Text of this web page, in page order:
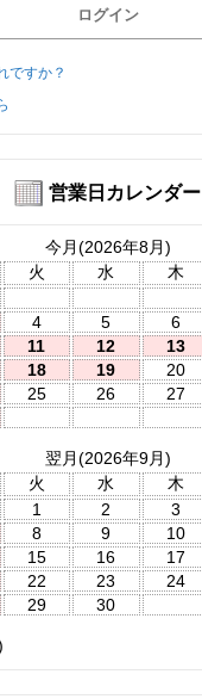
ですか？
営業日カレンダー
今月(2026年8月)
火 水 木
4 5 6
11 12 13
18 19 20
25 26 27
翌月(2026年9月)
火 水 木
1
2 3
8 9 10
15 16 17
22 23 24
29 30